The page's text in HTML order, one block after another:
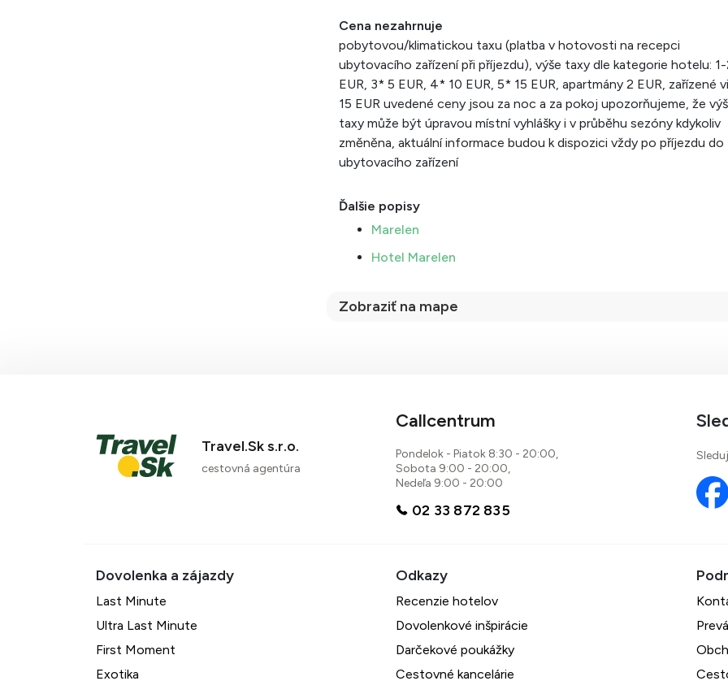
Cena nezahrnuje
pobytovou/klimatickou taxu (platba v hotovosti na recepci
ubytovacího zařízení při příjezdu), výše taxy dle kategorie hotelu:
EUR, 3* 5 EUR, 4* 10 EUR, 5* 15 EUR, apartmány 2 EUR, zařízené
15 EUR uvedené ceny jsou za noc a za pokoj upozorňujeme, že
taxy může být úpravou místní vyhlášky i v průběhu sezóny kdykoliv
změněna, aktuální informace budou k dispozici vždy po příjezdu do
ubytovacího zařízení
Ďalšie popisy
Marelen
Hotel Marelen
Zobraziť na mape
Travel.Sk s.r.o.
cestovná agentúra
Callcentrum
Pondelok - Piatok 8:30 - 20:00,
Sobota 9:00 - 20:00,
Nedeľa 9:00 - 20:00
02 33 872 835
Last Minute
Ultra Last Minute
First Moment
Exotika
Recenzie hotelov
Dovolenkové inšpirácie
Darčekové poukážky
Cestovné kancelárie